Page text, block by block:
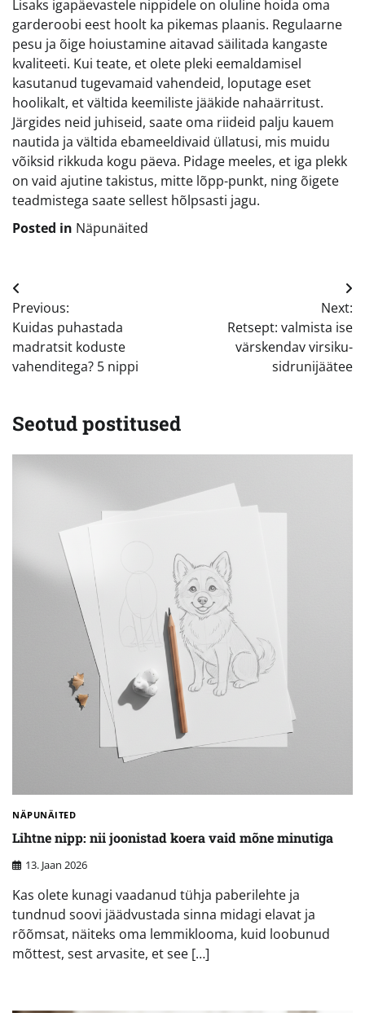
Lisaks igapäevastele nippidele on oluline hoida oma
garderoobi eest hoolt ka pikemas plaanis. Regulaarne
pesu ja õige hoiustamine aitavad säilitada kangaste
kvaliteeti. Kui teate, et olete pleki eemaldamisel
kasutanud tugevamaid vahendeid, loputage eset
hoolikalt, et vältida keemiliste jääkide nahaärritust.
Järgides neid juhiseid, saate oma riideid palju kauem
nautida ja vältida ebameeldivaid üllatusi, mis muidu
võiksid rikkuda kogu päeva. Pidage meeles, et iga plekk
on vaid ajutine takistus, mitte lõpp-punkt, ning õigete
teadmistega saate sellest hõlpsasti jagu.
Posted in Näpunäited
Navigeerimine
Previous:
Kuidas puhastada
madratsit koduste
vahenditega? 5 nippi
Next:
Retsept: valmista ise
värskendav virsiku-
sidrunijäätee
Seotud postitused
NÄPUNÄITED
Lihtne nipp: nii joonistad koera vaid mõne minutiga
13. Jaan 2026
Kas olete kunagi vaadanud tühja paberilehte ja
tundnud soovi jäädvustada sinna midagi elavat ja
rõõmsat, näiteks oma lemmiklooma, kuid loobunud
mõttest, sest arvasite, et see […]